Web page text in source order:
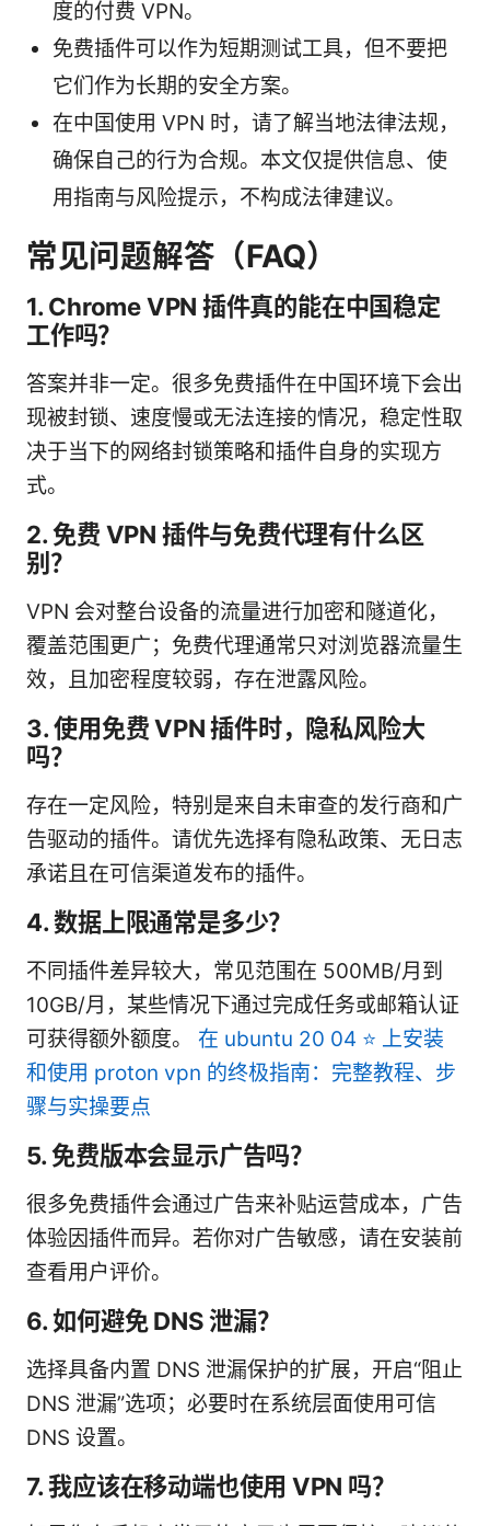
度的付费 VPN。
免费插件可以作为短期测试工具，但不要把
它们作为长期的安全方案。
在中国使用 VPN 时，请了解当地法律法规，
确保自己的行为合规。本文仅提供信息、使
用指南与风险提示，不构成法律建议。
常见问题解答（FAQ）
1. Chrome VPN 插件真的能在中国稳定
工作吗？
答案并非一定。很多免费插件在中国环境下会出
现被封锁、速度慢或无法连接的情况，稳定性取
决于当下的网络封锁策略和插件自身的实现方
式。
2. 免费 VPN 插件与免费代理有什么区
别？
VPN 会对整台设备的流量进行加密和隧道化，
覆盖范围更广；免费代理通常只对浏览器流量生
效，且加密程度较弱，存在泄露风险。
3. 使用免费 VPN 插件时，隐私风险大
吗？
存在一定风险，特别是来自未审查的发行商和广
告驱动的插件。请优先选择有隐私政策、无日志
承诺且在可信渠道发布的插件。
4. 数据上限通常是多少？
不同插件差异较大，常见范围在 500MB/月到
10GB/月，某些情况下通过完成任务或邮箱认证
可获得额外额度。 在 ubuntu 20 04 ⭐ 上安装
和使用 proton vpn 的终极指南：完整教程、步
骤与实操要点
5. 免费版本会显示广告吗？
很多免费插件会通过广告来补贴运营成本，广告
体验因插件而异。若你对广告敏感，请在安装前
查看用户评价。
6. 如何避免 DNS 泄漏？
选择具备内置 DNS 泄漏保护的扩展，开启“阻止
DNS 泄漏”选项；必要时在系统层面使用可信
DNS 设置。
7. 我应该在移动端也使用 VPN 吗？